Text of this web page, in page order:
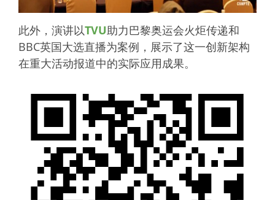
此外，演讲以TVU助力巴黎奥运会火炬传递和
BBC英国大选直播为案例，展示了这一创新架构
在重大活动报道中的实际应用成果。